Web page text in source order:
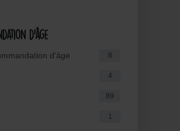
d'âge
d'âge 8
4
89
1